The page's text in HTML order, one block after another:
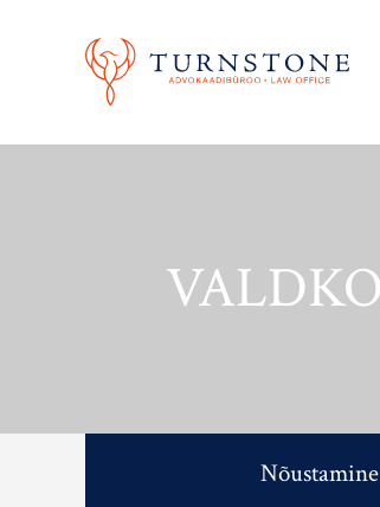
Nõustamine